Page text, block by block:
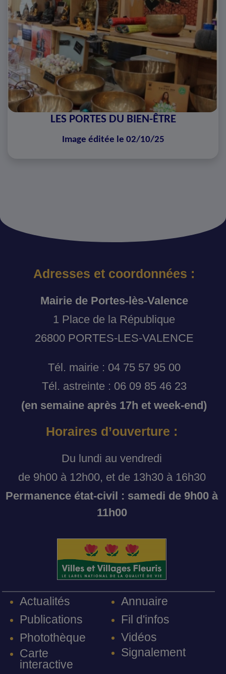
LES PORTES DU BIEN-ÊTRE
Image éditée le 02/10/25
Adresses et coordonnées :
Mairie de Portes-lès-Valence
1 Place de la République
26800 PORTES-LES-VALENCE
Tél. mairie : 04 75 57 95 00
Tél. astreinte : 06 09 85 46 23
(en semaine après 17h et week-end)
Horaires d’ouverture :
Du lundi au vendredi
de 9h00 à 12h00, et de 13h30 à 16h30
Permanence état-civil : samedi de 9h00 à
11h00
Actualités
Publications
Photothèque
Carte
interactive
Annuaire
Fil d'infos
Vidéos
Signalement